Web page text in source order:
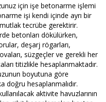
için işe betonarme işlemi
işi kendi içinde ayrı bir
tecrübe gerektirir.
betonları dökülürken,
deşarj rögarları,
süzgeçler ve gerekli her
titizlikle hesaplanmaktadır.
boyutuna göre
doğru hesaplanmalıdır.
aktivite havuzlarının